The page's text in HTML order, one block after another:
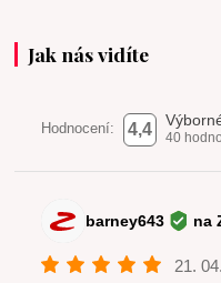
Jak nás vidíte